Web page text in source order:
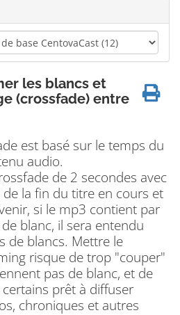
les blancs et
(crossfade) entre
est basé sur le temps du
audio.
de 2 secondes avec
la fin du titre en cours et
si le mp3 contient par
blanc, il sera entendu
de blancs. Mettre le
risque de trop "couper"
pas de blanc, et de
prêt à diffuser
chroniques et autres